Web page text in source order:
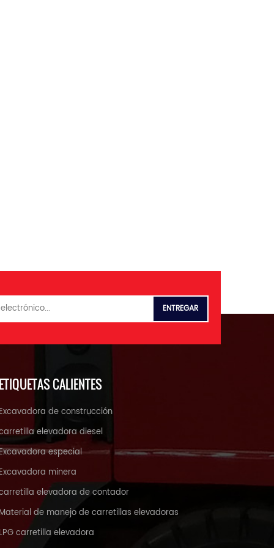
CALIENTES
de construcción
elevadora diesel
especial
minera
elevadora de contador
de manejo de carretillas elevadoras
carretilla elevadora